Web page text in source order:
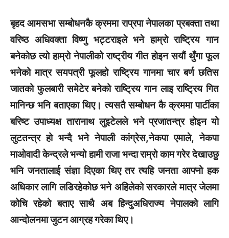
बृहद आमसभा सम्बोधनकै क्रममा राप्रपा नेपालका प्रबक्ता तथा
वरिष्ठ अधिवक्ता विष्णु भट्टराइले भने हाम्रो राष्ट्रिय गान
बनेकोछ त्यो हाम्रो नेपालीको राष्ट्रीय गीत होइन सयौं थुँगा फूल
भनेको मात्र सयपत्री फूलहो राष्ट्रिय गानमा चार बर्ण छतिस
जातको फुलबारी समेटेर बनेको राष्ट्रिय गान लाइ राष्ट्रिय गित
मानिन्छ भनि बताएका थिए। त्यसतै सम्बोधन कै क्रममा पार्टीका
बरिष्ट उपाध्यक्ष तारानाथ लुइटेलले भने प्रजातन्त्र होइन यो
लुटतन्त्र हो भन्दै भने नेपाली कांग्रेस,नेकपा एमाले, नेकपा
माओवादी केन्द्रले भन्यो हामी राजा भन्दा राम्रो काम गरेर देखाउछु
भनि जनतालाई संज्ञा दिएका थिए तर त्यहि जनता आफ्नो हक
अधिकार लागि लडिरहेकोछ भने अहिलेको सरकारले मात्र जेलमा
कोचि रहेको बताए साथै अब हिन्दुअधिराज्य नेपालको लागि
आन्दोलनमा जुटन आग्रह गरेका थिए।